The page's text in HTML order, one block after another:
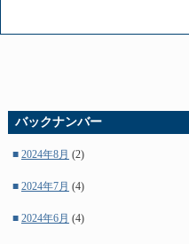
バックナンバー
■ 2024年8月 (2)
■ 2024年7月 (4)
■ 2024年6月 (4)